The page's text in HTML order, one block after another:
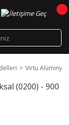
Virtu